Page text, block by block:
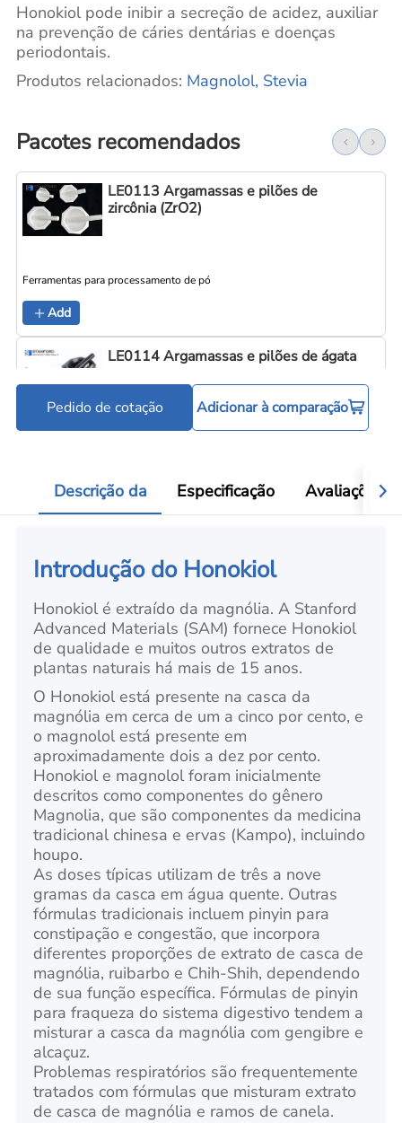
Honokiol pode inibir a secreção de acidez, auxiliar
na prevenção de cáries dentárias e doenças
periodontais.
Produtos relacionados: Magnolol, Stevia
Pacotes recomendados
LE0113 Argamassas e pilões de
zircônia (ZrO2)
Ferramentas para processamento de pó
Add
LE0114 Argamassas e pilões de ágata
Pedido de cotação Adicionar à comparação
Descrição da Especificação Avaliações
Introdução do Honokiol
Honokiol é extraído da magnólia. A Stanford
Advanced Materials (SAM) fornece Honokiol
de qualidade e muitos outros extratos de
plantas naturais há mais de 15 anos.
O Honokiol está presente na casca da
magnólia em cerca de um a cinco por cento, e
o magnolol está presente em
aproximadamente dois a dez por cento.
Honokiol e magnolol foram inicialmente
descritos como componentes do gênero
Magnolia, que são componentes da medicina
tradicional chinesa e ervas (Kampo), incluindo
houpo.
As doses típicas utilizam de três a nove
gramas da casca em água quente. Outras
fórmulas tradicionais incluem pinyin para
constipação e congestão, que incorpora
diferentes proporções de extrato de casca de
magnólia, ruibarbo e Chih-Shih, dependendo
de sua função específica. Fórmulas de pinyin
para fraqueza do sistema digestivo tendem a
misturar a casca da magnólia com gengibre e
alcaçuz.
Problemas respiratórios são frequentemente
tratados com fórmulas que misturam extrato
de casca de magnólia e ramos de canela.